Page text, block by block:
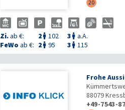
20
Zi.ab €: 2  102 3  a.A.
FeWo ab €: 2  95 3  115
Frohe
88079
+49-7543-